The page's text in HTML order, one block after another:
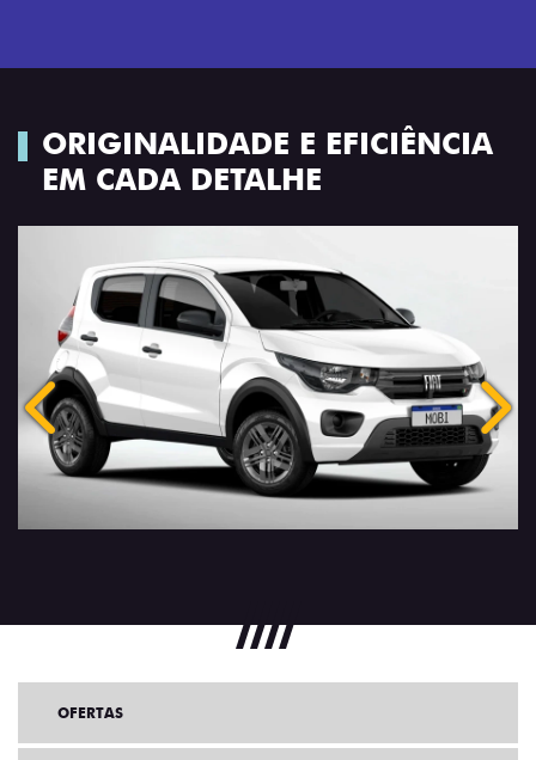
ORIGINALIDADE E EFICIÊNCIA
EM CADA DETALHE
Anterior
OFERTAS